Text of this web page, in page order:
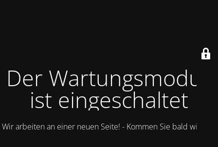
Der Wartungsmodus
ist eingeschaltet
Wir arbeiten an einer neuen Seite! - Kommen Sie bald wieder.